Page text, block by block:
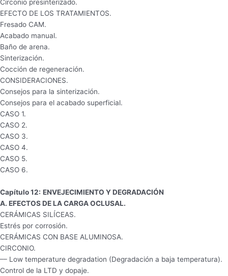
Circonio presinterizado.
EFECTO DE LOS TRATAMIENTOS.
Fresado CAM.
Acabado manual.
Baño de arena.
Sinterización.
Cocción de regeneración.
CONSIDERACIONES.
Consejos para la sinterización.
Consejos para el acabado superficial.
CASO 1.
CASO 2.
CASO 3.
CASO 4.
CASO 5.
CASO 6.
Capítulo 12: ENVEJECIMIENTO Y DEGRADACIÓN
A. EFECTOS DE LA CARGA OCLUSAL.
CERÁMICAS SILÍCEAS.
Estrés por corrosión.
CERÁMICAS CON BASE ALUMINOSA.
CIRCONIO.
–– Low temperature degradation (Degradación a baja temperatura).
Control de la LTD y dopaje.